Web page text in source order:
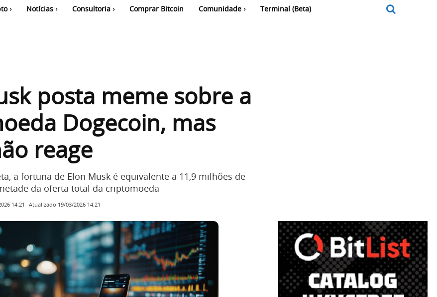
Notícias Consultoria Comprar Bitcoin Comunidade Terminal (Beta)
posta meme sobre a
Dogecoin, mas
reage
a fortuna de Elon Musk é equivalente a 11,9 milhões de
da oferta total da criptomoeda
14:21 Atualizado 19/03/2026 14:21